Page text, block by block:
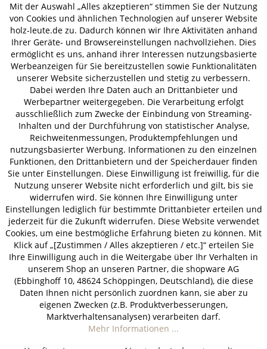
ZAHLUNGSARTEN
VERSAND
AGB Datenschutz
Impressum
© 2026 HOLZ-LEUTE
* Alle Preise inkl. gesetzl. Mehrwertsteuer zzgl.Versandkosten.
Mit der Auswahl „Alles akzeptieren“ stimmen Sie der Nutzung
von Cookies und ähnlichen Technologien auf unserer Website
holz-leute.de zu. Dadurch können wir Ihre Aktivitäten anhand
Ihrer Geräte- und Browsereinstellungen nachvollziehen. Dies
ermöglicht es uns, anhand ihrer Interessen nutzungsbasierte
Werbeanzeigen für Sie bereitzustellen sowie Funktionalitäten
unserer Website sicherzustellen und stetig zu verbessern.
Dabei werden Ihre Daten auch an Drittanbieter und
Werbepartner weitergegeben. Die Verarbeitung erfolgt
ausschließlich zum Zwecke der Einbindung von Streaming-
Inhalten und der Durchführung von statistischer Analyse,
Reichweitenmessungen, Produktempfehlungen und
nutzungsbasierter Werbung. Informationen zu den einzelnen
Funktionen, den Drittanbietern und der Speicherdauer finden
Sie unter Einstellungen. Diese Einwilligung ist freiwillig, für die
Nutzung unserer Website nicht erforderlich und gilt, bis sie
widerrufen wird. Sie können Ihre Einwilligung unter
Einstellungen lediglich für bestimmte Drittanbieter erteilen und
jederzeit für die Zukunft widerrufen. Diese Website verwendet
Cookies, um eine bestmögliche Erfahrung bieten zu können. Mit
Klick auf „[Zustimmen / Alles akzeptieren / etc.]“ erteilen Sie
Ihre Einwilligung auch in die Weitergabe über Ihr Verhalten in
unserem Shop an unseren Partner, die shopware AG
(Ebbinghoff 10, 48624 Schöppingen, Deutschland), die diese
Daten Ihnen nicht persönlich zuordnen kann, sie aber zu
eigenen Zwecken (z.B. Produktverbesserungen,
Marktverhaltensanalysen) verarbeiten darf.
Mehr Informationen ...